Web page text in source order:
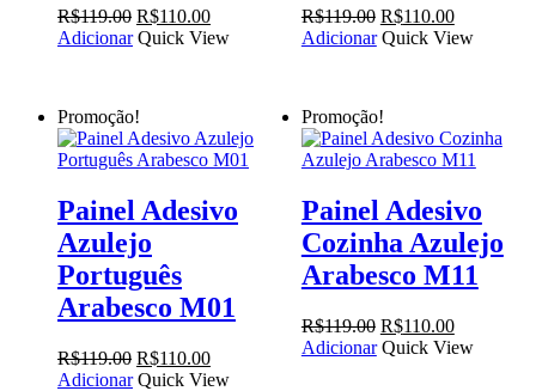
R$119.00 O
preço
R$110.00O
preço
Adicionar Quick View
R$119.00 O
preço
R$110.00O
preço
Adicionar Quick View
Promoção!
Painel Adesivo
Azulejo
Português
Arabesco M01
R$119.00 O
preço
R$110.00O
preço
Adicionar Quick View
Promoção!
Painel Adesivo
Cozinha Azulejo
Arabesco M11
R$119.00 O
preço
R$110.00O
preço
Adicionar Quick View